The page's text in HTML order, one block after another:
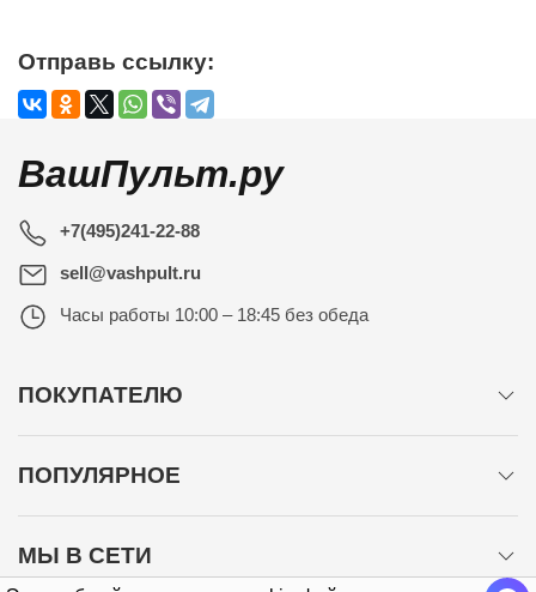
Отправь ссылку:
ВашПульт.ру
+7(495)241-22-88
sell@vashpult.ru
Часы работы 10:00 – 18:45 без обеда
ПОКУПАТЕЛЮ
ПОПУЛЯРНОЕ
МЫ В СЕТИ